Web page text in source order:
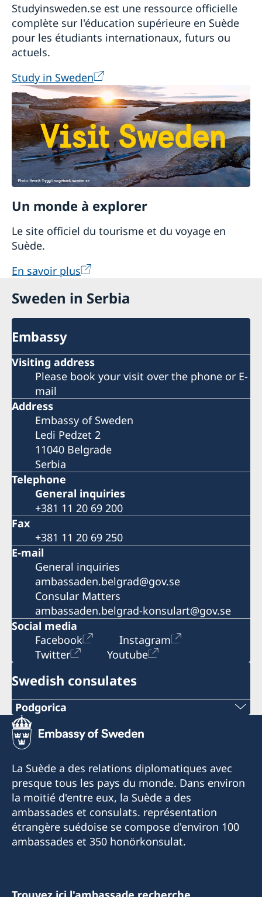
Studyinsweden.se est une ressource officielle
complète sur l'éducation supérieure en Suède
pour les étudiants internationaux, futurs ou
actuels.
Study in Sweden
Un monde à explorer
Le site officiel du tourisme et du voyage en
Suède.
En savoir plus
Sweden in Serbia
Embassy
Visiting address
Please book your visit over the phone or E-
mail
Address
Embassy of Sweden
Ledi Pedzet 2
11040 Belgrade
Serbia
Telephone
General inquiries
+381 11 20 69 200
Fax
+381 11 20 69 250
E-mail
General inquiries
ambassaden.belgrad@gov.se
Consular Matters
ambassaden.belgrad-konsulart@gov.se
Social media
Facebook
Instagram
Twitter
Youtube
Swedish consulates
Podgorica
Telephone:
+382 20 22 97 30
E-mail:
info@lawoffice-vujacic.com
Fax:
Law Office Vujačić
La Suède a des relations diplomatiques avec
presque tous les pays du monde. Dans environ
la moitié d'entre eux, la Suède a des
ambassades et consulats. représentation
étrangère suédoise se compose d'environ 100
ambassades et 350 honörkonsulat.